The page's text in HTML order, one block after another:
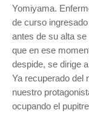
Yomiyama.
de curso
antes de su alta
que en ese
despide, se dirige
Ya recuperado del
nuestro
ocupando el